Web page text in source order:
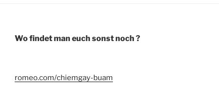
Wo findet man euch sonst noch ?
romeo.com/chiemgay-buam